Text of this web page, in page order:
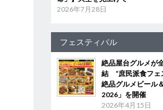
2026年7月28日
フェスティバル
絶品屋台グルメが
結 “庶民派食フェ
絶品グルメビール
2026」を開催
2026年4月15日